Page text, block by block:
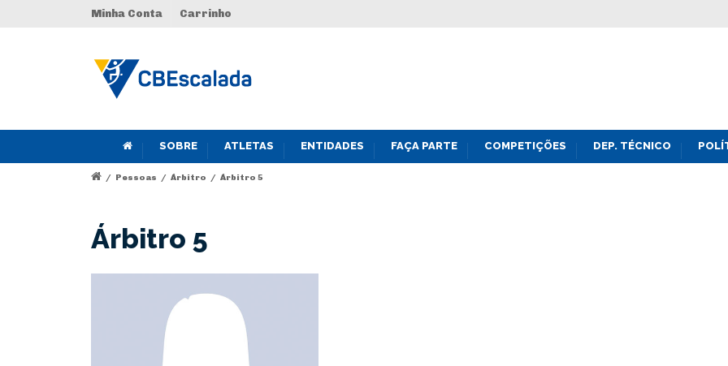
Minha Conta Carrinho
SOBRE ATLETAS ENTIDADES FAÇA PARTE COMPETIÇÕES DEP. TÉCNICO
/ Pessoas / Árbitro / Árbitro 5
Árbitro 5